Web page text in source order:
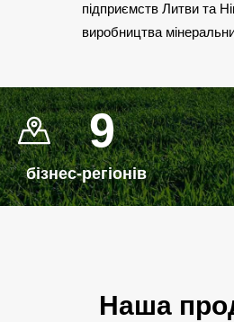
підприємств Литви та
виробництва
9
бізнес-регіонів
Наша